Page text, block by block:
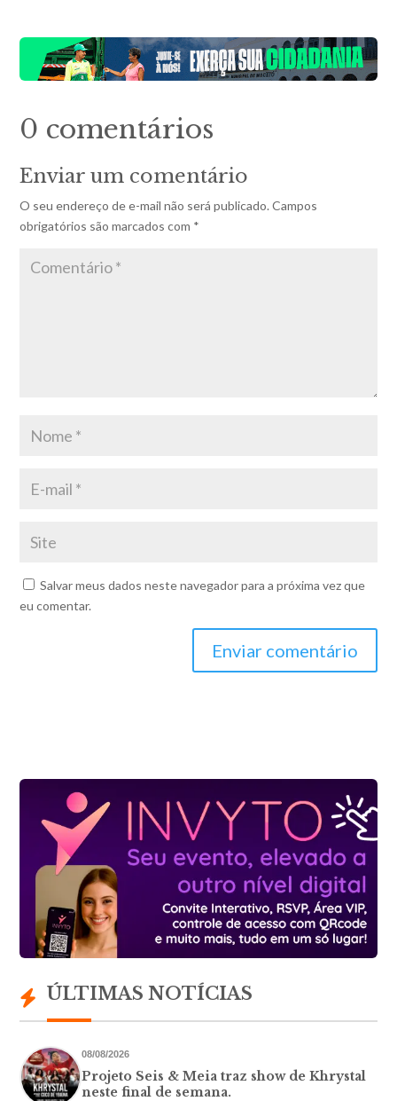
0 comentários
Enviar um comentário
O seu endereço de e-mail não será publicado. Campos
obrigatórios são marcados com *
Salvar meus dados neste navegador para a próxima vez que
eu comentar.
Enviar comentário
ÚLTIMAS NOTÍCIAS
08/08/2026
Projeto Seis & Meia traz show de Khrystal
neste final de semana.